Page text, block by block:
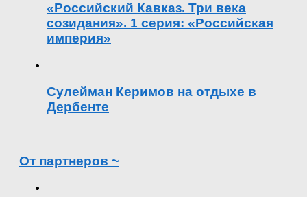
«Российский Кавказ. Три века
созидания». 1 серия: «Российская
империя»
Сулейман Керимов на отдыхе в
Дербенте
От партнеров ~